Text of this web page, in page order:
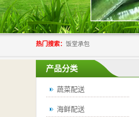
热门搜索： 饭堂承包
产品分类
蔬菜配送
海鲜配送